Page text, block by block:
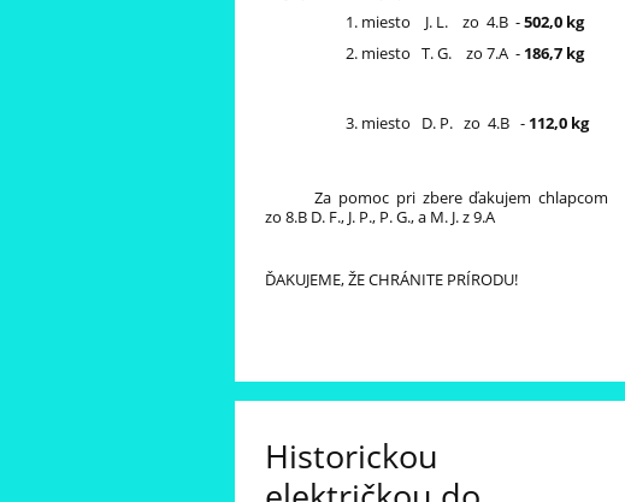
miesto J. L. zo 4.B -502,0 kg
miesto T. G. zo 7.A - 186,7 kg
miesto D. P. zo 4.B - 112,0 kg
Za pomoc pri zbere ďakujem chlapcom
zo 8.B D. F., J. P., P. G., a M. J. z 9.A
ĎAKUJEME, ŽE CHRÁNITE PRÍRODU!
Historickou